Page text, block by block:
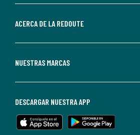
de
en
ACERCA DE LA REDOUTE
NUESTRAS MARCAS
DESCARGAR NUESTRA APP